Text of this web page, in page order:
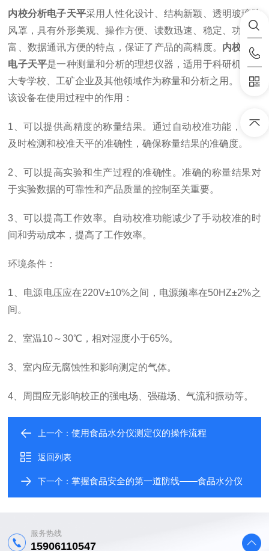
内校分析电子天平采用人性化设计、结构新颖、透明玻璃防
风罩，具有外形美观、操作方便、读数迅速、稳定、功能丰
富、数据通讯方便的特点，保证了产品的高精度。 内校分析
电子天平是一种测量和分析的理想仪器，适用于科研机构、
大专学校、工矿企业及其他领域作为称量和分析之用。
该设备在使用过程中的作用：
1、可以提供高精度的称量结果。通过自动校准功能，可以
及时检测和校准天平的准确性，确保称量结果的准确度。
2、可以提高实验和生产过程的准确性。准确的称量结果对
于实验数据的可靠性和产品质量的控制至关重要。
3、可以提高工作效率。自动校准功能减少了手动校准的时
间和劳动成本，提高了工作效率。
环境条件：
1
电源电压应在220V±10%之间，电源频率在50HZ±2%之
间。
2 、室温10～30℃，相对湿度小于65%。
3 、室内应无腐蚀性和影响测定的气体。
4 周围应无影响校正的强电场、强磁场、气流和振动等。
上一个：使用食品水分仪测定仪的操作流程
返回列表
下一个：掌握食品安全的第一道防线——食品水分仪
服务热线
15906110547